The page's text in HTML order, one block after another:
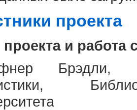
проекта
и работа
Брэдли,